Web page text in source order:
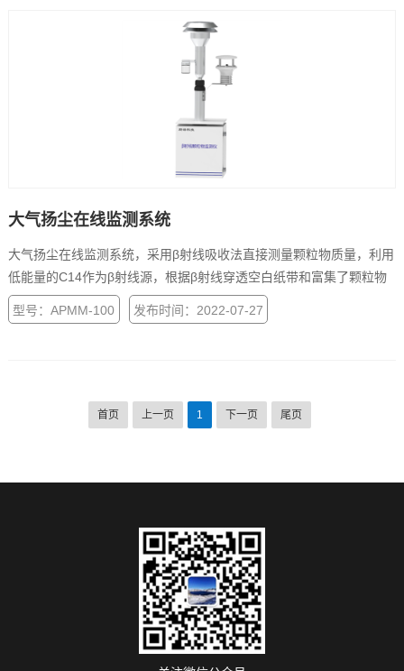
大气扬尘在线监测系统
大气扬尘在线监测系统，采用β射线吸收法直接测量颗粒物质量，利用
低能量的C14作为β射线源，根据β射线穿透空白纸带和富集了颗粒物
纸带时的变化量来计算在纸带上采集到的颗粒物质量，从而求得空气
中的颗粒物浓度。
型号：APMM-100 发布时间：2022-07-27
首页 上一页 1 下一页 尾页